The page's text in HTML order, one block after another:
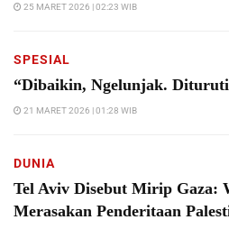
25 MARET 2026 | 02:23 WIB
SPESIAL
“Dibaikin, Ngelunjak.
21 MARET 2026 | 01:28 WIB
DUNIA
Tel Aviv Disebut Mirip Gaza:
Merasakan Penderitaan